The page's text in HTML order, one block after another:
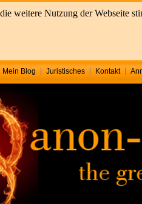
weitere Nutzung der Webseite
Mein Blog Juristisches Kontakt